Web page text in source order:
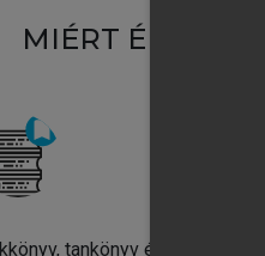
MIÉRT
tankönyv és